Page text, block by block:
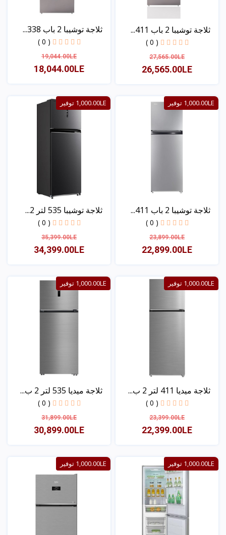
ثلاجة توشيبا 2 باب 411...
( 0 )
27,565.00LE
26,565.00LE
عرض
ثلاجة توشيبا 2 باب 338...
( 0 )
19,044.00LE
18,044.00LE
عرض
1,000.00LE توفير
ثلاجة توشيبا 2 باب 411...
( 0 )
23,899.00LE
22,899.00LE
عرض
1,000.00LE توفير
ثلاجة توشيبا 535 لتر 2...
( 0 )
35,399.00LE
34,399.00LE
عرض
1,000.00LE توفير
ثلاجة ميديا 411 لتر 2 ب...
( 0 )
23,399.00LE
22,399.00LE
عرض
1,000.00LE توفير
ثلاجة ميديا 535 لتر 2 ب...
( 0 )
31,899.00LE
30,899.00LE
عرض
1,000.00LE توفير 1,000.00LE توفير